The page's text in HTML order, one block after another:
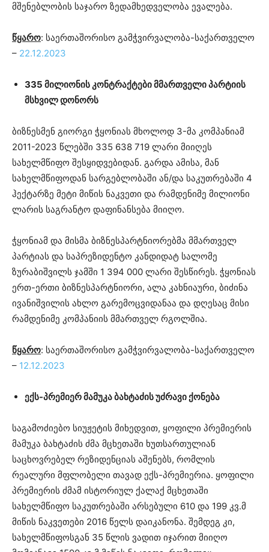
მშენებლობის საჯარო ზედამხედველობა ევალება.
წყარო: საერთაშორისო გამჭვირვალობა-საქართველო
– 22.12.2023
335 მილიონის კონტრაქტები მმართველი პარტიის
მსხვილ დონორს
ბიზნესმენ გიორგი ჭყონიას მხოლოდ 3-მა კომპანიამ
2011-2023 წლებში 335 638 719 ლარი მიიღეს
სახელმწიფო შესყიდვებიდან. გარდა ამისა, მან
სახელმწიფოდან სარგებლობაში ან/და საკუთრებაში 4
ჰექტარზე მეტი მიწის ნაკვეთი და რამდენიმე მილიონი
ლარის საგრანტო დაფინანსება მიიღო.
ჭყონიამ და მისმა ბიზნესპარტნიორებმა მმართველ
პარტიას და საპრეზიდენტო კანდიდატ სალომე
ზურაბიშვილს ჯამში 1 394 000 ლარი შესწირეს. ჭყონიას
ერთ-ერთი ბიზნესპარტნიორი, ალა კახნიაური, ბიძინა
ივანიშვილის ახლო გარემოცვიდანაა და დღესაც მისი
რამდენიმე კომპანიის მმართველ რგოლშია.
წყარო: საერთაშორისო გამჭვირვალობა-საქართველო
– 12.12.2023
ექს-პრემიერ მამუკა ბახტაძის უძრავი ქონება
საგამოძიებო სიუჟეტის მიხედვით, ყოფილი პრემიერის
მამუკა ბახტაძის ძმა მცხეთაში ხუთსართულიან
საცხოვრებელ რეზიდენციას აშენებს, რომლის
რეალური მფლობელი თავად ექს-პრემიერია. ყოფილი
პრემიერის ძმამ ისტორიულ ქალაქ მცხეთაში
სახელმწიფო საკუთრებაში არსებული 610 და 199 კვ.მ
მიწის ნაკვეთები 2016 წელს დაიკანონა. შემდეგ კი,
სახელმწიფოსგან 35 წლის ვადით იჯარით მიიღო